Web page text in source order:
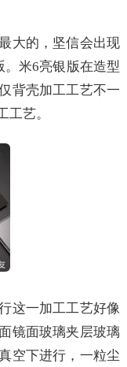
大的，坚信会出现
米6亮银版在造型
背壳加工工艺不一
艺。
这一加工工艺好像
镜面玻璃夹层玻璃
空下进行，一粒尘